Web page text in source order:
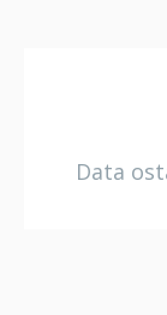
Data